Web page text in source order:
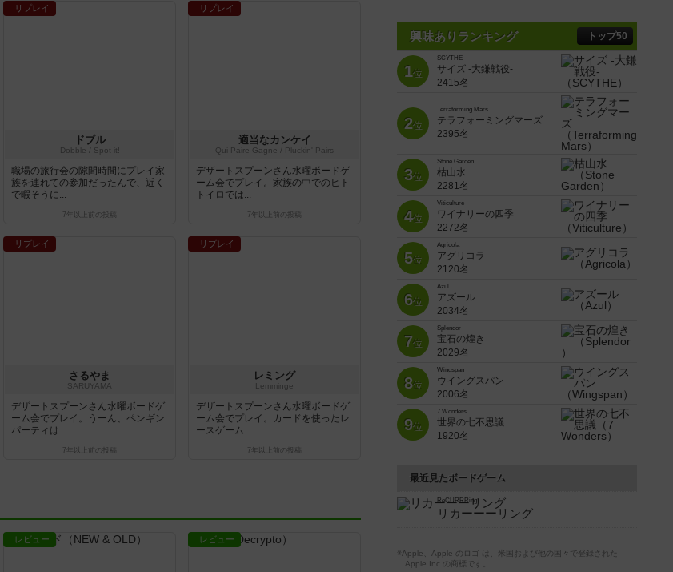
リプレイ
ドブル
Dobble / Spot it!
職場の旅行会の隙間時間にプレイ家
族を連れての参加だったんで、近く
で暇そうに...
7年以上前 の投稿
リプレイ
適当なカンケイ
Qui Paire Gagne / Pluckin' Pairs
デザートスプーンさん水曜ボードゲ
ーム会でプレイ。家族の中でのヒト
トイロでは...
7年以上前 の投稿
リプレイ
さるやま
SARUYAMA
デザートスプーンさん水曜ボードゲ
ーム会でプレイ。うーん、ペンギン
パーティは...
7年以上前 の投稿
リプレイ
レミング
Lemminge
デザートスプーンさん水曜ボードゲ
ーム会でプレイ。カードを使ったレ
ースゲーム...
7年以上前 の投稿
レビュー レビュー
興味ありランキング トップ50
1位
SCYTHE
サイズ -大鎌戦役-
2415名
2位
Terraforming Mars
テラフォーミングマーズ
2395名
3位
Stone Garden
枯山水
2281名
4位
Viticulture
ワイナリーの四季
2272名
5位
Agricola
アグリコラ
2120名
6位
Azul
アズール
2034名
7位
Splendor
宝石の煌き
2029名
8位
Wingspan
ウイングスパン
2006名
9位
7 Wonders
世界の七不思議
1920名
最近見たボードゲーム
ReCURRRing
リカーーーリング
※Apple、Apple のロゴ は、米国および他の国々で登録された
Apple Inc.の商標です。